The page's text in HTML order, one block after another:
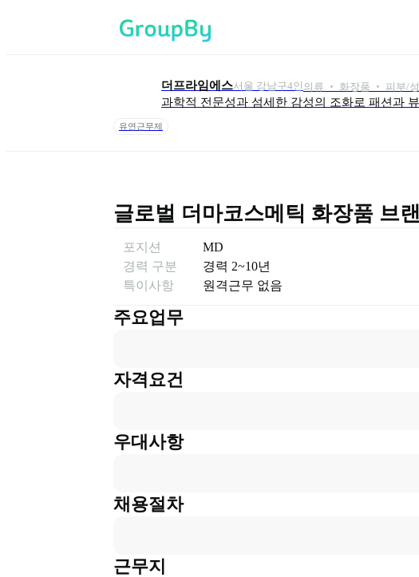
더프라임에스서울 강남구4인 의류 ‧ 화장품 ‧ 피부/
과학적 전문성과 섬세한 감성의 조화로 패션과
유연근무제
글로벌 더마코스메틱 화장품 브
포지션
MD
경력 구분
경력 2~10년
특이사항
원격근무 없음
주요업무
자격요건
우대사항
채용절차
근무지